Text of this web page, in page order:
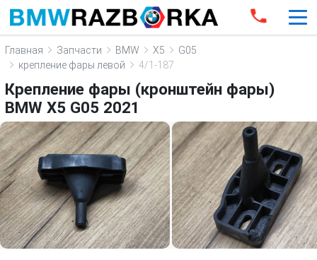
Главная Запчасти BMW X5
G05
крепление фары левой
4/1-187
Крепление фары (кронштейн фары)
BMW X5 G05 2021